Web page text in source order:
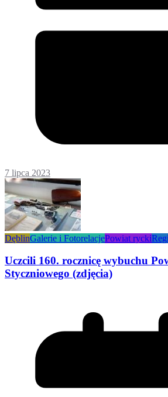
7 lipca 2023
DęblinGalerie i FotorelacjePowiat rycki
Uczcili 160. rocznicę wybuchu
Styczniowego (zdjęcia)